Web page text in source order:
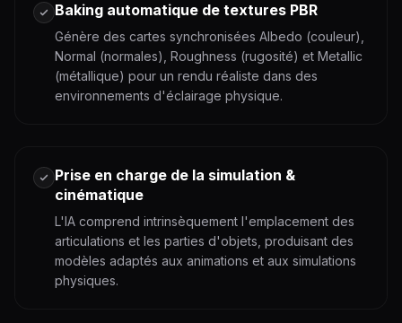
Baking automatique de textures PBR
Génère des cartes synchronisées Albedo (couleur),
Normal (normales), Roughness (rugosité) et Metallic
(métallique) pour un rendu réaliste dans des
environnements d'éclairage physique.
Prise en charge de la simulation &
cinématique
L'IA comprend intrinsèquement l'emplacement des
articulations et les parties d'objets, produisant des
modèles adaptés aux animations et aux simulations
physiques.